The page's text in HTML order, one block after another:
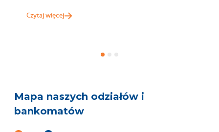
Czytaj więcej
Mapa naszych odziałów i
bankomatów